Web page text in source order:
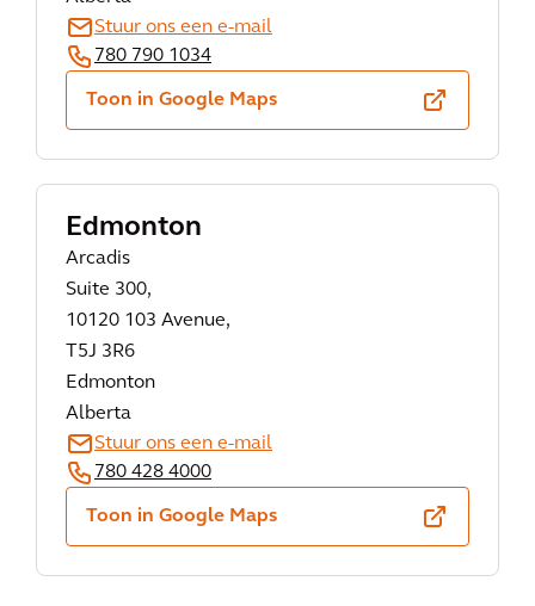
Stuur ons een e-mail
780 790 1034
Toon in Google Maps
Edmonton
Arcadis
Suite 300,
10120 103 Avenue,
T5J 3R6
Edmonton
Alberta
Stuur ons een e-mail
780 428 4000
Toon in Google Maps